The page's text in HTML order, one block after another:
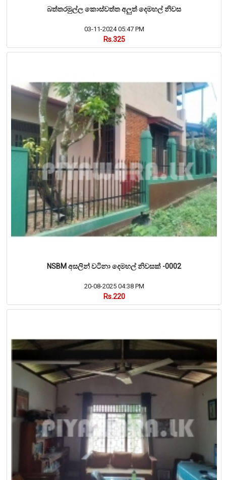
බත්තරමුල්ල කොස්වත්ත අලුත් දෙමහල් නිවස
03-11-2024 05:47 PM
Rs.325
NSBM අසලින් වටිනා දෙමහල් නිවසක් -0002
20-08-2025 04:38 PM
Rs.220